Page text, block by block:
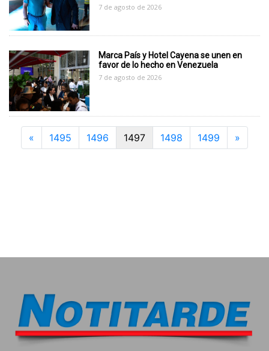
7 de agosto de 2026
Marca País y Hotel Cayena se unen en
favor de lo hecho en Venezuela
7 de agosto de 2026
« Previous
1495 1496 1497 1498 1499 »